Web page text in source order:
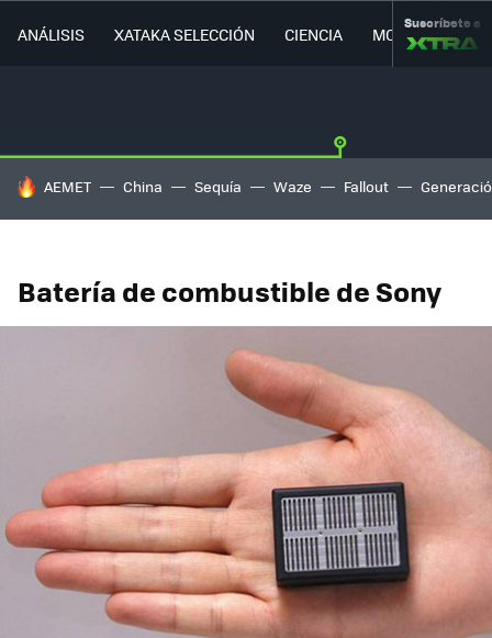
ANÁLISIS XATAKA SELECCIÓN CIENCIA MOVILIDAD
Suscríbete a
HOY SE HABLA DE
AEMET China Sequía Waze Fallout
Batería de combustible de Sony